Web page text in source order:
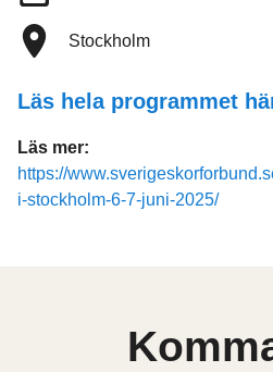
Plats:
Stockholm
Läs hela programmet
Läs mer:
https://
i-stockholm-6-7-juni-2025/